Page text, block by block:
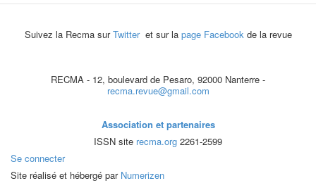
Suivez la Recma surTwitter et sur la page Facebookde la revue
RECMA - 12, boulevard de Pesaro, 92000 Nanterre -
recma.revue@gmail.com
Association et partenaires
ISSN site recma.org 2261-2599
Se connecter
Site réalisé et hébergé par Numerizen